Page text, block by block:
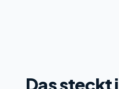
Das steckt